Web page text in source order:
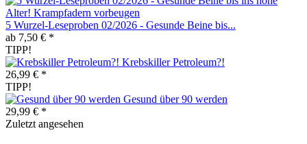
5 Wurzel-Leseproben 02/2026 - Gesunde Beine bis...
ab 7,50 € *
TIPP!
Krebskiller Petroleum?!
26,99 € *
TIPP!
Gesund über 90 werden
29,99 € *
Zuletzt angesehen